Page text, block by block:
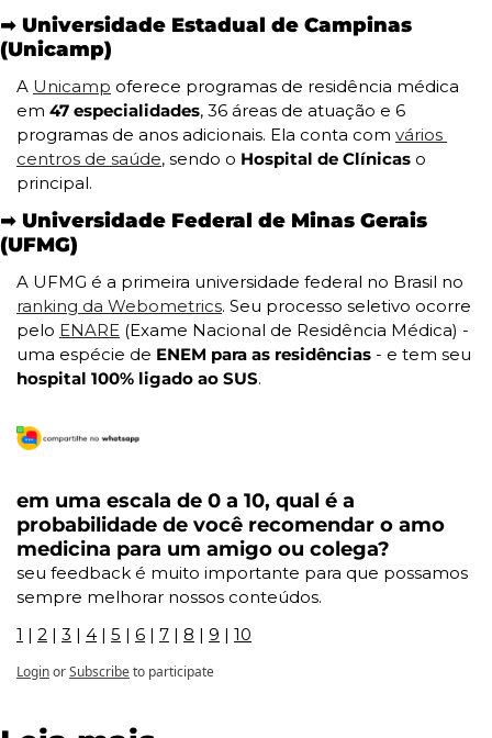
➡️ Universidade Estadual de Campinas
(Unicamp)
A Unicamp oferece programas de residência médica
em 47 especialidades, 36 áreas de atuação e 6
programas de anos adicionais. Ela conta com vários
centros de saúde, sendo o Hospital de Clínicas o
principal.
➡️ Universidade Federal de Minas Gerais
(UFMG)
ranking da Webometrics. Seu processo seletivo ocorre
pelo ENARE (Exame Nacional de Residência Médica) -
uma espécie de ENEM para as residências - e tem seu
hospital 100% ligado ao SUS.
em uma escala de 0 a 10, qual é a
probabilidade de você recomendar o amo
medicina para um amigo ou colega?
seu feedback é muito importante para que possamos
sempre melhorar nossos conteúdos.
1 | 2 | 3 | 4 | 5 | 6 | 7 | 8 | 9 | 10
LoginorSubscribeto participate